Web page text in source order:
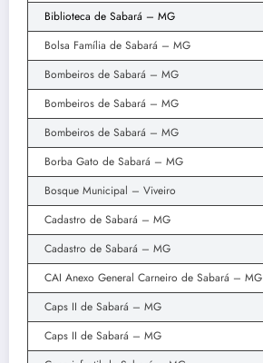
Biblioteca de Sabará – MG
Bolsa Família de Sabará – MG
Bombeiros de Sabará – MG
Bombeiros de Sabará – MG
Bombeiros de Sabará – MG
Borba Gato de Sabará – MG
Bosque Municipal – Viveiro
Cadastro de Sabará – MG
Cadastro de Sabará – MG
CAI Anexo General Carneiro de Sabará – MG
Caps II de Sabará – MG
Caps II de Sabará – MG